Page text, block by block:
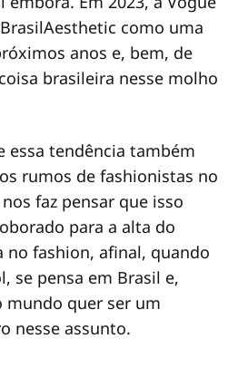
como uma
anos e, bem, de
brasileira nesse molho
essa tendência também
rumos de fashionistas no
faz pensar que isso
para a alta do
fashion, afinal, quando
se pensa em Brasil e,
mundo quer ser um
nesse assunto.